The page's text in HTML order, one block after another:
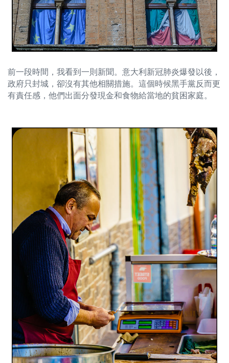
前一段時間，我看到一則新聞。意大利新冠肺炎爆發以後，
政府只封城，卻沒有其他相關措施。這個時候黑手黨反而更
有責任感，他們出面分發現金和食物給當地的貧困家庭。